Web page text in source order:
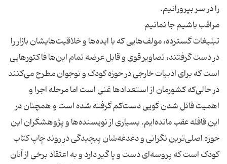
تبلیغات گسترده، مولف‌هایی که با ایده‌ها و خلاقیت‌هایشان بازار را
در دست گرفتند، تصاویر قوی و قابل عرضه تمام این‌ها فاکتورهایی
است که برای ادبیات خارجی در حوزه کودک و نوجوان مطرح می‌کنند
در حالی‌که کشورمان از استعدادها غنی است اما مرحله اجرا و
اهمیت‌ قائل شدن گویی دست‌کم گرفته شده است و همچنان در
این قافله عقب مانده‌ایم. بسیاری از نویسنده‌ها و پژوهشگران این
حوزه اصلی‌ترین نگرانی و دغدغه‌شان پیچیدگی در روند چاپ کتاب
کودک است که پروسه‌ای دست و پا گیر دارد و به اعتقاد برخی از آنان